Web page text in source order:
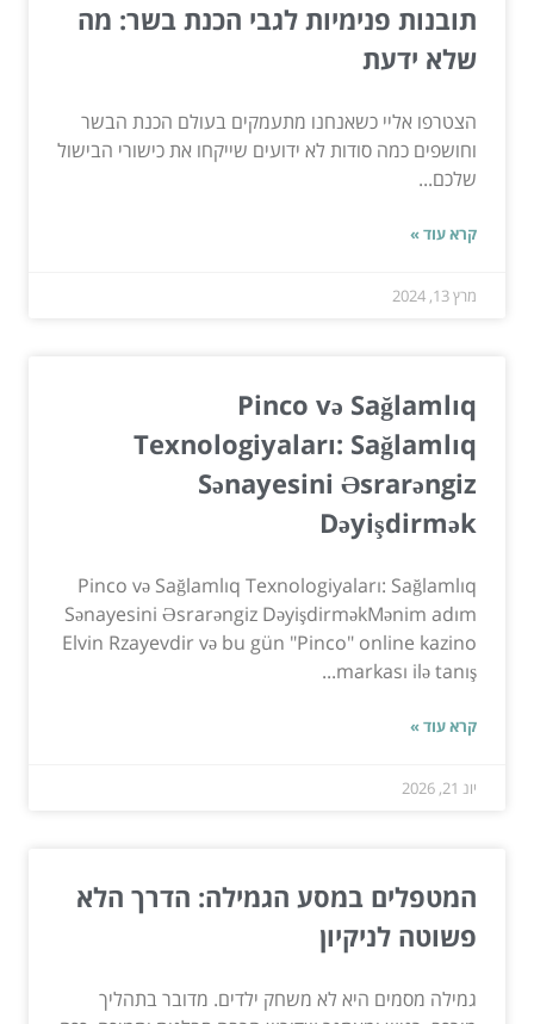
תובנות פנימיות לגבי הכנת בשר: מה
שלא ידעת
הצטרפו אליי כשאנחנו מתעמקים בעולם הכנת הבשר
וחושפים כמה סודות לא ידועים שייקחו את כישורי הבישול
שלכם...
קרא עוד »
מרץ 13, 2024
Pinco və Sağlamlıq
Texnologiyaları: Sağlamlıq
Sənayesini Əsrarəngiz
Dəyişdirmək
Pinco və Sağlamlıq Texnologiyaları: Sağlamlıq
Sənayesini Əsrarəngiz DəyişdirməkMənim adım
Elvin Rzayevdir və bu gün "Pinco" online kazino
markası ilə tanış...
קרא עוד »
יונ 21, 2026
המטפלים במסע הגמילה: הדרך הלא
פשוטה לניקיון
גמילה מסמים היא לא משחק ילדים. מדובר בתהליך